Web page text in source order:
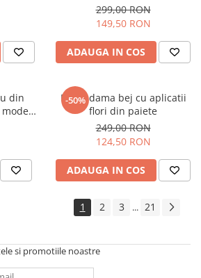
299,00 RON
149,50 RON
ADAUGA IN COS
din
-50%
Bluza dama bej cu aplicatii
flori din paiete
249,00 RON
124,50 RON
ADAUGA IN COS
1 2 3 ... 21
si promotiile noastre